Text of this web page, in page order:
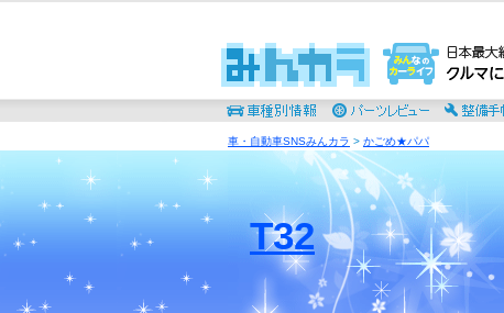
車・自動車SNSみんカラ > かごめ★パパ
T32